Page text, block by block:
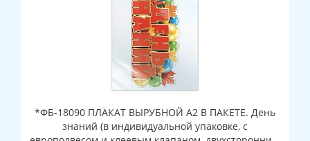
*ФБ-18090 ПЛАКАТ ВЫРУБНОЙ А2 В ПАКЕТЕ. День
знаний (в индивидуальной упаковке, с